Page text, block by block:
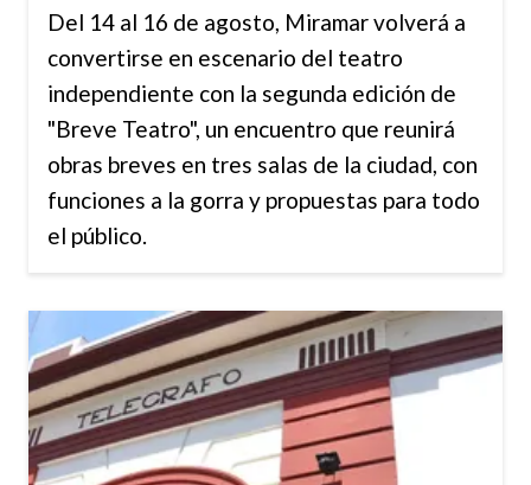
Del 14 al 16 de agosto, Miramar volverá a
convertirse en escenario del teatro
independiente con la segunda edición de
"Breve Teatro", un encuentro que reunirá
obras breves en tres salas de la ciudad, con
funciones a la gorra y propuestas para todo
el público.